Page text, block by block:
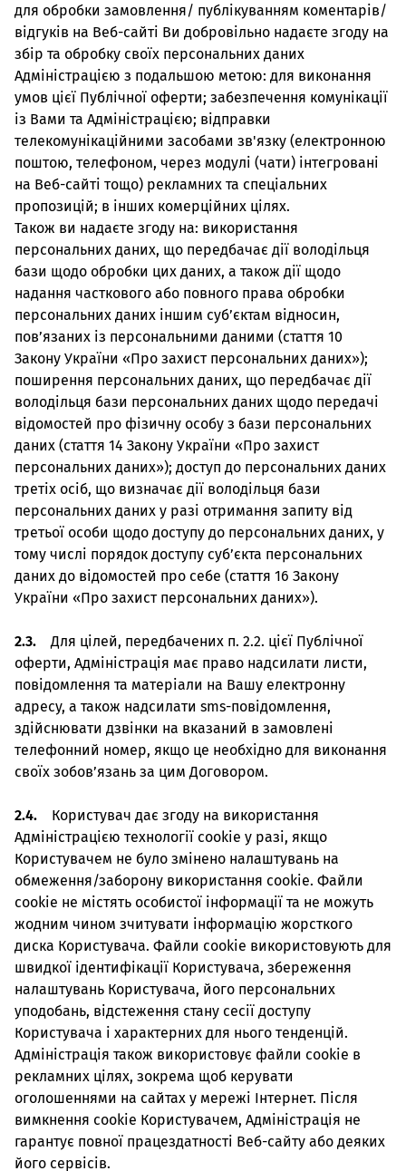
для обробки замовлення/ публікуванням коментарів/
відгуків на Веб-сайті Ви добровільно надаєте згоду на
збір та обробку своїх персональних даних
Адміністрацією з подальшою метою: для виконання
умов цієї Публічної оферти; забезпечення комунікації
із Вами та Адміністрацією; відправки
телекомунікаційними засобами зв'язку (електронною
поштою, телефоном, через модулі (чати) інтегровані
на Веб-сайті тощо) рекламних та спеціальних
пропозицій; в інших комерційних цілях.
Також ви надаєте згоду на: використання
персональних даних, що передбачає дії володільця
бази щодо обробки цих даних, а також дії щодо
надання часткового або повного права обробки
персональних даних іншим суб’єктам відносин,
пов’язаних із персональними даними (стаття 10
Закону України «Про захист персональних даних»);
поширення персональних даних, що передбачає дії
володільця бази персональних даних щодо передачі
відомостей про фізичну особу з бази персональних
даних (стаття 14 Закону України «Про захист
персональних даних»); доступ до персональних даних
третіх осіб, що визначає дії володільця бази
персональних даних у разі отримання запиту від
третьої особи щодо доступу до персональних даних, у
тому числі порядок доступу суб’єкта персональних
даних до відомостей про себе (стаття 16 Закону
України «Про захист персональних даних»).
2.3. Для цілей, передбачених п. 2.2. цієї Публічної
оферти, Адміністрація має право надсилати листи,
повідомлення та матеріали на Вашу електронну
адресу, а також надсилати sms-повідомлення,
здійснювати дзвінки на вказаний в замовлені
телефонний номер, якщо це необхідно для виконання
своїх зобов’язань за цим Договором.
2.4.
Користувач дає згоду на використання
Адміністрацією технології cookie у разі, якщо
Користувачем не було змінено налаштувань на
обмеження/заборону використання cookie. Файли
cookie не містять особистої інформації та не можуть
жодним чином зчитувати інформацію жорсткого
диска Користувача. Файли cookie використовують для
швидкої ідентифікації Користувача, збереження
налаштувань Користувача, його персональних
уподобань, відстеження стану сесії доступу
Користувача і характерних для нього тенденцій.
Адміністрація також використовує файли cookie в
рекламних цілях, зокрема щоб керувати
оголошеннями на сайтах у мережі Інтернет. Після
вимкнення cookie Користувачем, Адміністрація не
гарантує повної працездатності Веб-сайту або деяких
його сервісів.